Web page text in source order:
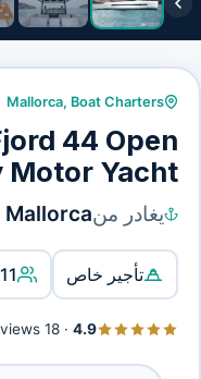
Mallorca, Boat Charters
44 Open
Motor Yacht
يغادر منMallorca
تأجير خاص 11 guests
4.9
·
18 reviews